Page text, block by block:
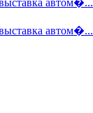
автом�...